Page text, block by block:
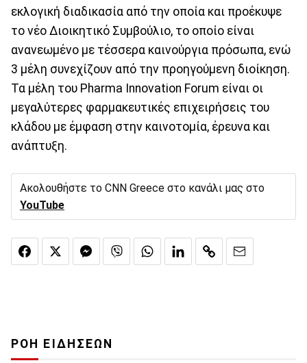
εκλογική διαδικασία από την οποία και προέκυψε
το νέο Διοικητικό Συμβούλιο, το οποίο είναι
ανανεωμένο με τέσσερα καινούργια πρόσωπα, ενώ
3 μέλη συνεχίζουν από την προηγούμενη διοίκηση.
Τα μέλη του Pharma Innovation Forum είναι οι
μεγαλύτερες φαρμακευτικές επιχειρήσεις του
κλάδου με έμφαση στην καινοτομία, έρευνα και
ανάπτυξη.
Ακολουθήστε το CNN Greece στο κανάλι μας στο
YouTube
ΡΟΗ ΕΙΔΗΣΕΩΝ